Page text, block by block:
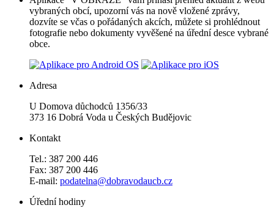
vybraných obcí, upozorní vás na nově vložené zprávy,
dozvíte se včas o pořádaných akcích, můžete si prohlédnout
fotografie nebo dokumenty vyvěšené na úřední desce vybrané
obce.
Adresa
U Domova důchodců 1356/33
373 16 Dobrá Voda u Českých Budějovic
Kontakt
Tel.: 387 200 446
Fax: 387 200 446
E-mail: podatelna@dobravodaucb.cz
Úřední hodiny